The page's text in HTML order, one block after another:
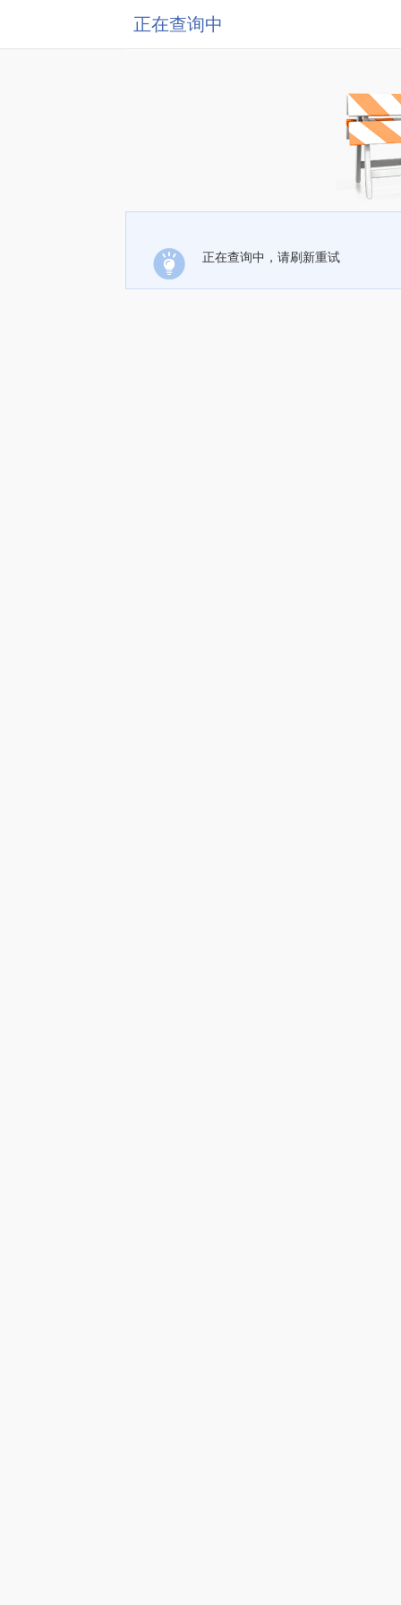
正在查询中
正在查询中，请刷新重试